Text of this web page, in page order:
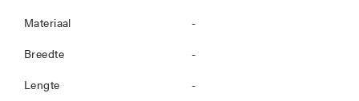
Materiaal -
Breedte -
Lengte -